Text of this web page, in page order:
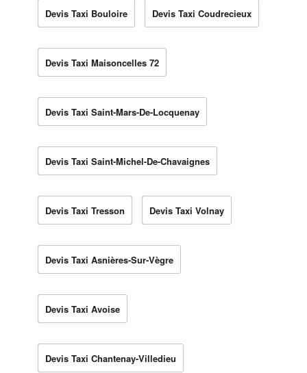
Devis Taxi Bouloire Devis Taxi Coudrecieux
Devis Taxi Maisoncelles 72
Devis Taxi Saint-Mars-De-Locquenay
Devis Taxi Saint-Michel-De-Chavaignes
Devis Taxi Tresson Devis Taxi Volnay
Devis Taxi Asnières-Sur-Vègre
Devis Taxi Avoise
Devis Taxi Chantenay-Villedieu